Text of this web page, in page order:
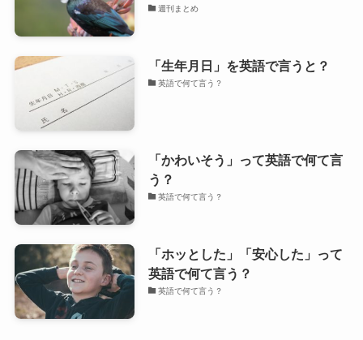
週刊まとめ
「生年月日」を英語で言うと？
英語で何て言う？
「かわいそう」って英語で何て言
う？
英語で何て言う？
「ホッとした」「安心した」って
英語で何て言う？
英語で何て言う？